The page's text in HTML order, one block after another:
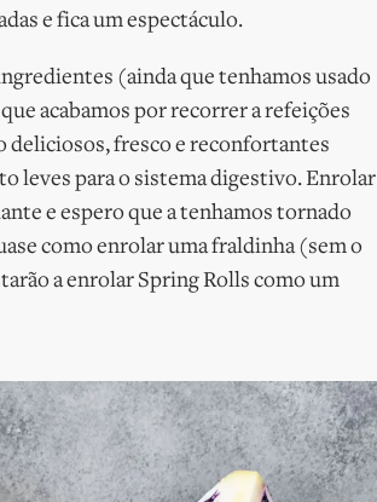
e fica um espectáculo.
(ainda que tenhamos usado
acabamos por recorrer a refeições
deliciosos, fresco e reconfortantes
leves para o sistema digestivo. Enrolar
e espero que a tenhamos tornado
como enrolar uma fraldinha (sem o
a enrolar Spring Rolls como um